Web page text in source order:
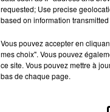
requested; Use precise
based on information
Vous pouvez accepter en
mes choix". Vous pouvez
ce site. Vous pouvez mettre à
bas de chaque page.